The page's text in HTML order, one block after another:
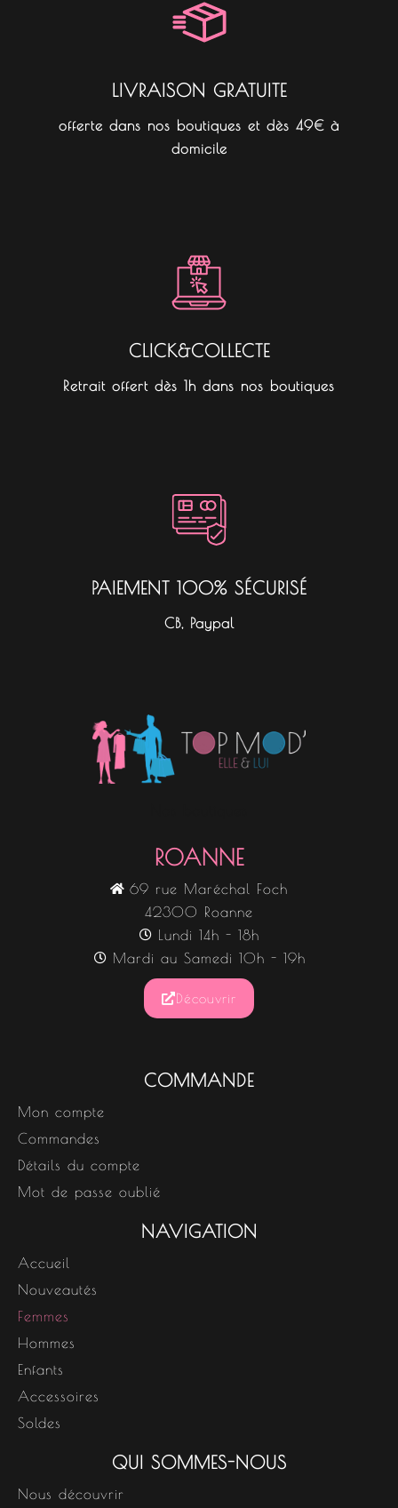
a
m
LIVRAISON GRATUITE
offerte dans nos boutiques et dès 49€ à
domicile
CLICK&COLLECTE
Retrait offert dès 1h dans nos boutiques
PAIEMENT 100% SÉCURISÉ
CB, Paypal
ROANNE
69 rue Maréchal Foch
42300 Roanne
Lundi 14h - 18h
Mardi au Samedi 10h - 19h
Découvrir
COMMANDE
Mon compte
Commandes
Détails du compte
Mot de passe oublié
NAVIGATION
Accueil
Nouveautés
Femmes
Hommes
Enfants
Accessoires
Soldes
QUI SOMMES-NOUS
Nous découvrir